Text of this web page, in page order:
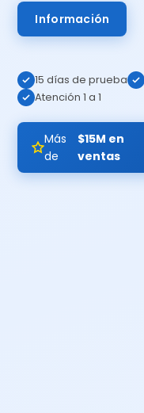
Información
15 días de prueba
Atención 1 a 1
Más
de
$15M en
ventas